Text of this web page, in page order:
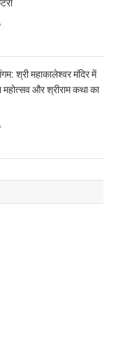
श्री महाकालेश्वर मंदिर में
और श्रीराम कथा का